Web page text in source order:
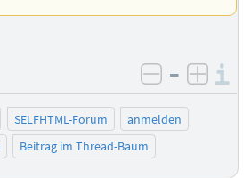
negativ
–
SELFHTML-Forum
anmelden
Beitrag im Thread-Baum